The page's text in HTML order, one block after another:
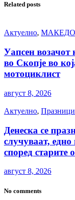
Related posts
Актуелно,
Уапсен возачот
во Скопје во
мотоциклист
август 8, 2026
Актуелно, Празници
Денеска се
случуваат,
според старите
август 8, 2026
No comments